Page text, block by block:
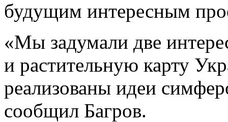
будущим интересным
«Мы задумали две
и растительную карту
реализованы идеи
сообщил Багров.